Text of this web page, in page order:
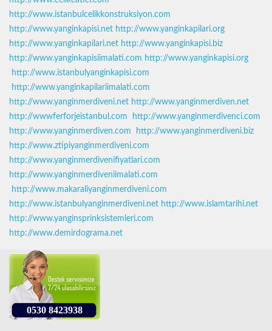
http://www.istanbulcelikkonstruksiyon.com
http://www.yanginkapisi.net http://www.yanginkapilari.org
http://www.yanginkapilari.net http://www.yanginkapisi.biz
http://www.yanginkapisiimalati.com http://www.yanginkapisi.org
http://www.istanbulyanginkapisi.com
http://www.yanginkapilariimalati.com
http://www.yanginmerdiveni.net http://www.yanginmerdiven.net
http://wwwferforjeistanbul.com
http://www.yanginmerdivenci.com
http://www.yanginmerdiven.com
http://www.yanginmerdiveni.biz
http://www.ztipiyanginmerdiveni.com
http://www.yanginmerdivenifiyatlari.com
http://www.yanginmerdiveniimalati.com
http://www.makaraliyanginmerdiveni.com
http://www.istanbulyanginmerdiveni.net http://www.islamtarihi.net
http://www.yanginsprinksistemleri.com
http://www.demirdograma.net
0530 8423938